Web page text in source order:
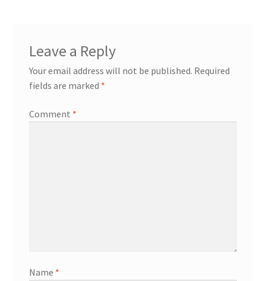
Leave a Reply
Your email address will not be published. Required
fields are marked *
Comment *
Name *